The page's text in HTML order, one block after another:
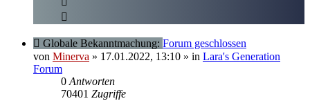
Globale Bekanntmachung: Forum geschlossen
von Minerva » 17.01.2022, 13:10 » in Lara's Generation
Forum
0 Antworten
70401 Zugriffe